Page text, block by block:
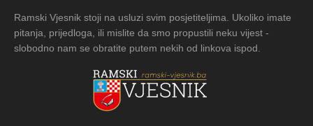
Ramski Vjesnik stoji na usluzi svim posjetiteljima. Ukoliko imate
pitanja, prijedloga, ili mislite da smo propustili neku vijest -
slobodno nam se obratite putem nekih od linkova ispod.